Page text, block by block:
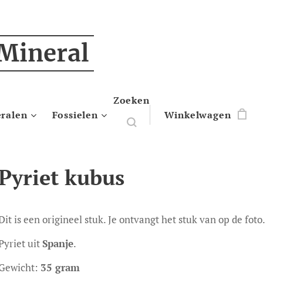
Fossielen
Zoeken
Winkelwagen
kubus
is een origineel stuk. Je ontvangt het stuk van op de foto.
uitSpanje.
35 gram